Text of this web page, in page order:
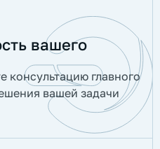
вашего
консультацию главного
вашей задачи